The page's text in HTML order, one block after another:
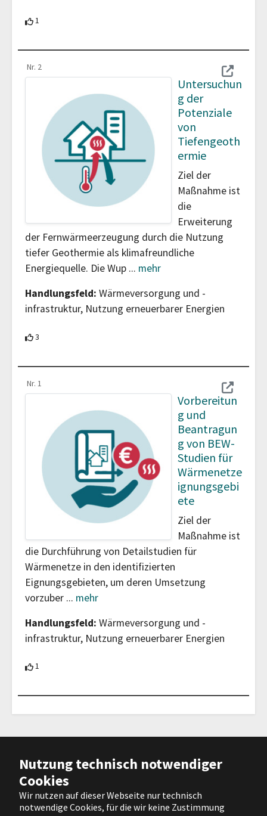
Nutzung technisch notwendiger
Cookies
Wir nutzen auf dieser Webseite nur technisch
notwendige Cookies, für die wir keine Zustimmung
1
Nr. 2
Untersuchun
g der
Potenziale
von
Tiefengeoth
ermie
Ziel der
Maßnahme ist
die
Erweiterung
der Fernwärmeerzeugung durch die Nutzung
tiefer Geothermie als klimafreundliche
Energiequelle. Die Wup ... mehr
Handlungsfeld: Wärmeversorgung und -
infrastruktur, Nutzung erneuerbarer Energien
3
Nr. 1
Vorbereitun
g und
Beantragun
g von BEW-
Studien für
Wärmenetze
ignungsgebi
ete
Ziel der
Maßnahme ist
die Durchführung von Detailstudien für
Wärmenetze in den identifizierten
Eignungsgebieten, um deren Umsetzung
vorzuber ... mehr
Handlungsfeld: Wärmeversorgung und -
infrastruktur, Nutzung erneuerbarer Energien
1
Datenschutz
|
Nutzungsbedingungen